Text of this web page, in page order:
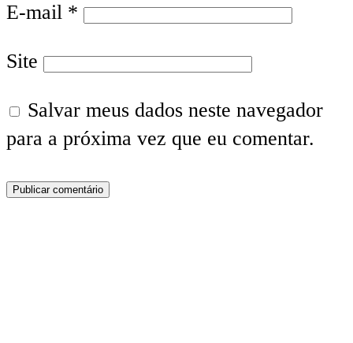
E-mail *
Site
Salvar meus dados neste navegador
para a próxima vez que eu comentar.